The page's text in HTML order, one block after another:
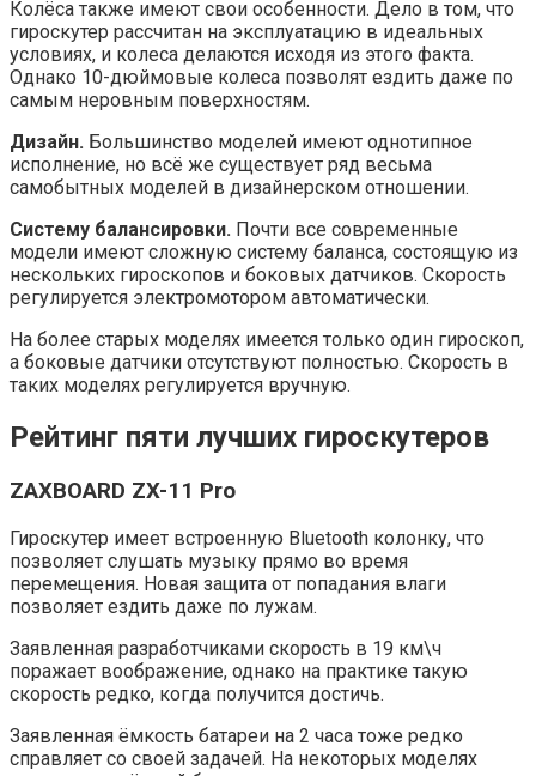
Колёса также имеют свои особенности. Дело в том, что
гироскутер рассчитан на эксплуатацию в идеальных
условиях, и колеса делаются исходя из этого факта.
Однако 10-дюймовые колеса позволят ездить даже по
самым неровным поверхностям.
Дизайн. Большинство моделей имеют однотипное
исполнение, но всё же существует ряд весьма
самобытных моделей в дизайнерском отношении.
Систему балансировки. Почти все современные
модели имеют сложную систему баланса, состоящую из
нескольких гироскопов и боковых датчиков. Скорость
регулируется электромотором автоматически.
На более старых моделях имеется только один гироскоп,
а боковые датчики отсутствуют полностью. Скорость в
таких моделях регулируется вручную.
Рейтинг пяти лучших гироскутеров
ZAXBOARD ZX-11 Pro
Гироскутер имеет встроенную Bluetooth колонку, что
позволяет слушать музыку прямо во время
перемещения. Новая защита от попадания влаги
позволяет ездить даже по лужам.
Заявленная разработчиками скорость в 19 км\ч
поражает воображение, однако на практике такую
скорость редко, когда получится достичь.
Заявленная ёмкость батареи на 2 часа тоже редко
справляет со своей задачей. На некоторых моделях